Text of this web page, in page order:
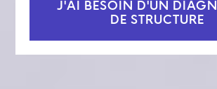
J'AI BESOIN D'UN
DE STRUCTURE